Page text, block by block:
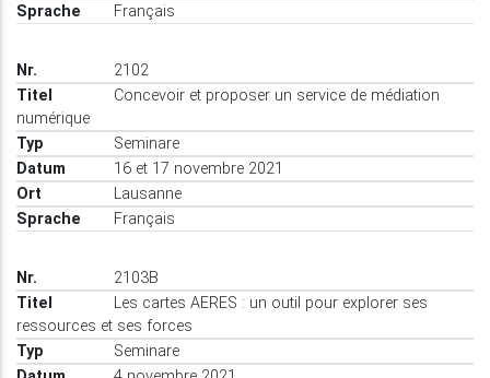
Français
2102
Concevoir et proposer un service de médiation
numérique
Seminare
16 et 17 novembre 2021
Lausanne
Français
2103B
Les cartes AERES : un outil pour explorer ses
ressources et ses forces
Seminare